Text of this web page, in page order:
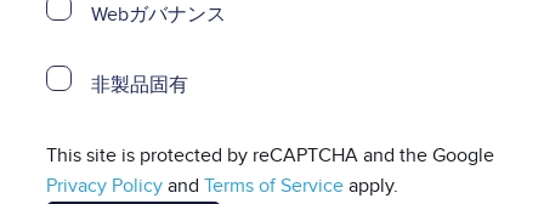
Webガバナンス
非製品固有
This site is protected by reCAPTCHA and the Google
Privacy Policy and Terms of Service apply.